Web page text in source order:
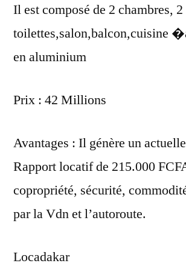
Il est composé de 2 chambres, 2
toilettes,salon,balcon,cuisine
en aluminium
Prix : 42 Millions
Avantages : Il génère un
Rapport locatif de 215.000
copropriété, sécurité,
par la Vdn et l’autoroute.
Locadakar